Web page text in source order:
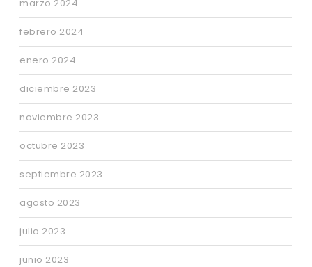
marzo 2024
febrero 2024
enero 2024
diciembre 2023
noviembre 2023
octubre 2023
septiembre 2023
agosto 2023
julio 2023
junio 2023